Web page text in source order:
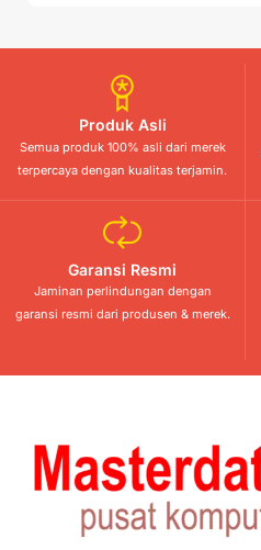
Produk Asli
Semua produk 100% asli dari merek
terpercaya dengan kualitas terjamin.
Garansi Resmi
Jaminan perlindungan dengan
garansi resmi dari produsen & merek.